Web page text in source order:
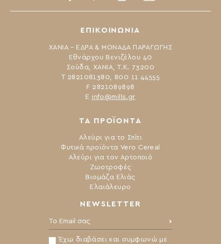
NEWSLETTER
Το Email σας:
Έχω διαβάσει και συμφωνώ με
ΤΑ ΠΡΟΪΟΝΤΑ
Αλεύρι για το Σπίτι
Φυτικά προϊόντα Vero Cereal
Αλεύρι για τον Αρτοποιό
Ζωοτροφές
Βιομάζα Ελιάς
Ελαιάλευρο
ΕΠΙΚΟΙΝΩΝΙΑ
ΧΑΝΙΑ – ΕΔΡΑ & ΜΟΝΑΔΑ ΠΑΡΑΓΩΓΗΣ
Εθνάρχου Βενιζέλου 40
Σούδα, ΧΑΝΙΑ, Τ.Κ. 73200
Τ 2821081380, 800 11 44555
F 2821089898
Ε info@mills.gr